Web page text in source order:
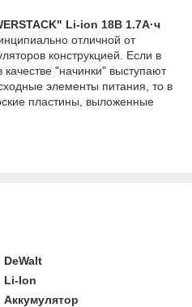
Li-ion 18В 1.7А·ч
отличной от
конструкцией. Если в
"начинки" выступают
элементы питания, то в
пластины, выложенные
DeWalt
Li-Ion
Аккумулятор